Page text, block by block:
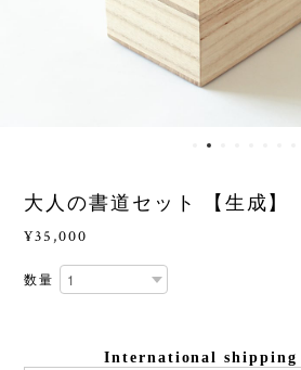
大人の書道セット 【生成】
¥35,000
数量
International shipping